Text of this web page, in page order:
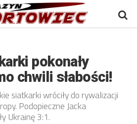
pokonały
chwili słabości!
siatkarki wróciły do rywalizacji
Podopieczne Jacka
Ukrainę 3:1.